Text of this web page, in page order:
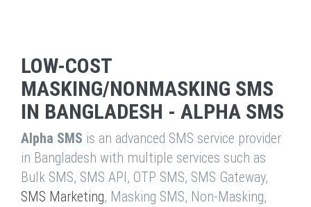
LOW-COST
MASKING/NONMASKING SMS
IN BANGLADESH - ALPHA SMS
Alpha SMS is an advanced SMS service provider
in Bangladesh with multiple services such as
Bulk SMS, SMS API, OTP SMS, SMS Gateway,
SMS Marketing, Masking SMS, Non-Masking,